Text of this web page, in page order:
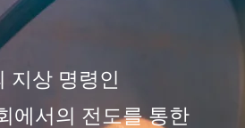
지상 명령인
에서의 전도를 통한